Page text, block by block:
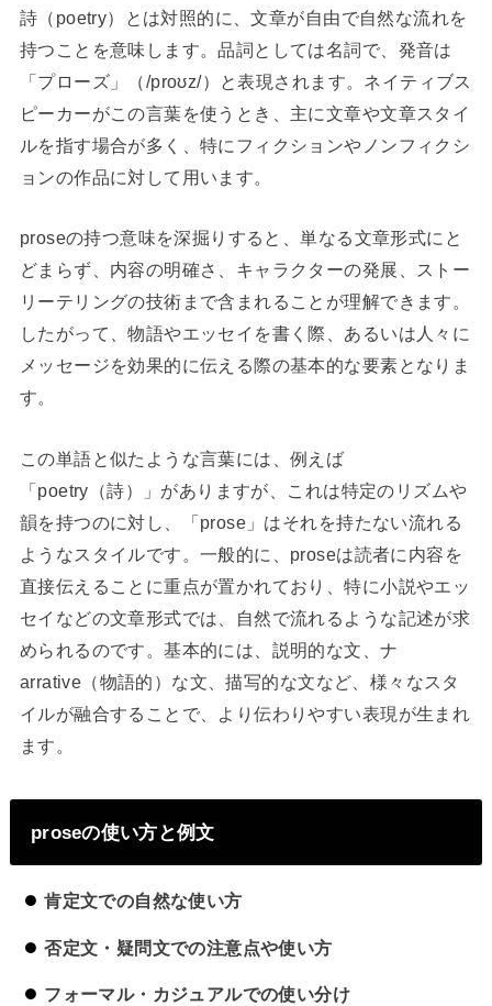
詩（poetry）とは対照的に、文章が自由で自然な流れを
持つことを意味します。品詞としては名詞で、発音は
「プローズ」（/proʊz/）と表現されます。ネイティブス
ピーカーがこの言葉を使うとき、主に文章や文章スタイ
ルを指す場合が多く、特にフィクションやノンフィクシ
ョンの作品に対して用います。
proseの持つ意味を深掘りすると、単なる文章形式にと
どまらず、内容の明確さ、キャラクターの発展、ストー
リーテリングの技術まで含まれることが理解できます。
したがって、物語やエッセイを書く際、あるいは人々に
メッセージを効果的に伝える際の基本的な要素となりま
す。
この単語と似たような言葉には、例えば
「poetry（詩）」がありますが、これは特定のリズムや
韻を持つのに対し、「prose」はそれを持たない流れる
ようなスタイルです。一般的に、proseは読者に内容を
直接伝えることに重点が置かれており、特に小説やエッ
セイなどの文章形式では、自然で流れるような記述が求
められるのです。基本的には、説明的な文、ナ
arrative（物語的）な文、描写的な文など、様々なスタ
イルが融合することで、より伝わりやすい表現が生まれ
ます。
proseの使い方と例文
肯定文での自然な使い方
否定文・疑問文での注意点や使い方
フォーマル・カジュアルでの使い分け